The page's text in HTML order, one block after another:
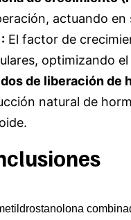
actuando
El factor de
optimizando
de liberación de
natural de